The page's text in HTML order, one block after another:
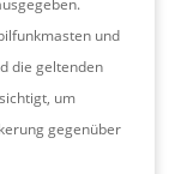
und
die geltenden
um
gegenüber